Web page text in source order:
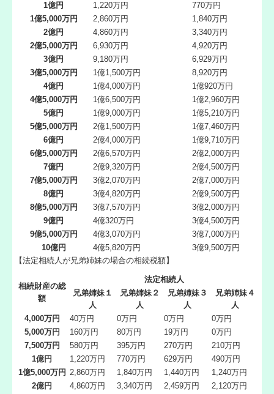
1億円
1,220万円
770万円
1億5,000万円
2,860万円
1,840万円
2億円
4,860万円
3,340万円
2億5,000万円
6,930万円
4,920万円
3億円
9,180万円
6,929万円
3億5,000万円
1億1,500万円
8,920万円
4億円
1億4,000万円
1億920万円
4億5,000万円
1億6,500万円
1億2,960万円
5億円
1億9,000万円
1億5,210万円
5億5,000万円
2億1,500万円
1億7,460万円
6億円
2億4,000万円
1億9,710万円
6億5,000万円
2億6,570万円
2億2,000万円
7億円
2億9,320万円
2億4,500万円
7億5,000万円
3億2,070万円
2億7,000万円
8億円
3億4,820万円
2億9,500万円
8億5,000万円
3億7,570万円
3億2,000万円
9億円
4億320万円
3億4,500万円
9億5,000万円
4億3,070万円
3億7,000万円
10億円
4億5,820万円
3億9,500万円
【法定相続人が兄弟姉妹の場合の相続税額】
相続財産の総
額
法定相続人
兄弟姉妹１
人
兄弟姉妹２
人
兄弟姉妹３
人
兄弟姉妹４
人
4,000万円
40万円 0万円 0万円
0万円
5,000万円
160万円 80万円 19万円
0万円
7,500万円
580万円 395万円 270万円
210万円
1億円
1,220万円 770万円 629万円
490万円
1億5,000万円 2,860万円 1,840万円 1,440万円
1,240万円
2億円
4,860万円 3,340万円 2,459万円
2,120万円